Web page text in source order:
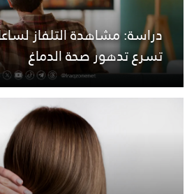
دراسة: مشاهدة التلفاز
تسرع تدهور صحة الدماغ